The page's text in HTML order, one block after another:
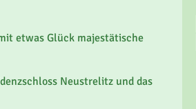
Küsten
der Touristenpfade
etwas Glück majestätische
Neustrelitz und das